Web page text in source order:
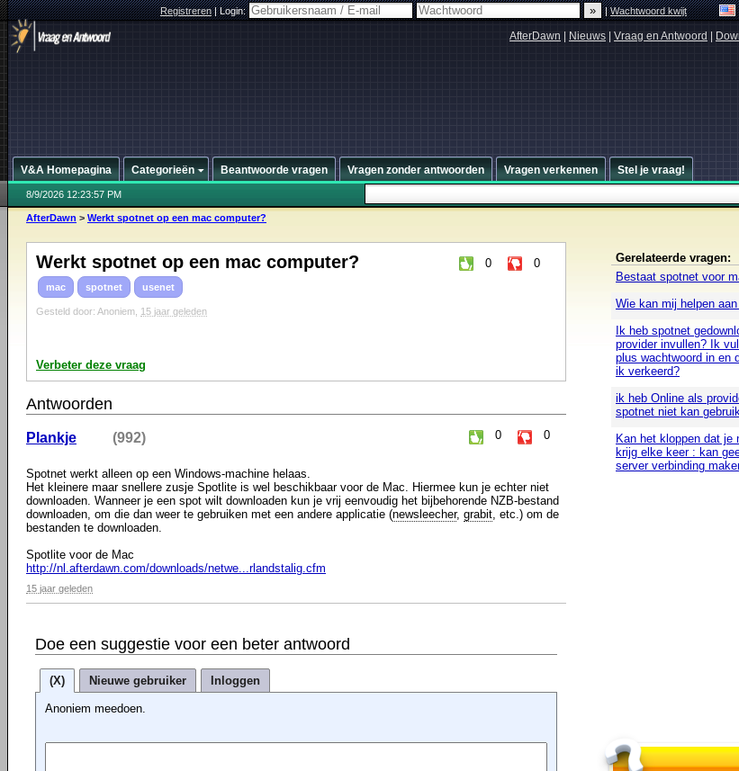
Registreren|Login: |Wachtwoord kwijt
AfterDawn Nieuws Vraag en Antwoord
V&A Homepagina Categorieën Beantwoorde vragen Vragen zonder antwoorden Vragen verkennen Stel je vraag!
8/9/2026 12:23:57 PM
AfterDawn > Werkt spotnet op een mac computer?
0 0
Werkt spotnet op een mac computer?
mac spotnet usenet
Gesteld door: Anoniem, 15 jaar geleden
Verbeter deze vraag
Antwoorden
0 0
Plankje (992)
Spotnet werkt alleen op een Windows-machine helaas.
Het kleinere maar snellere zusje Spotlite is wel beschikbaar voor de Mac. Hiermee kun je echter niet
downloaden. Wanneer je een spot wilt downloaden kun je vrij eenvoudig het bijbehorende NZB-bestand
downloaden, om die dan weer te gebruiken met een andere applicatie (newsleecher, grabit , etc.) om de
bestanden te downloaden.
Spotlite voor de Mac
http://nl.afterdawn.com/downloads/netwe...rlandstalig.cfm
15 jaar geleden
Doe een suggestie voor een beter antwoord
(X) Nieuwe gebruiker Inloggen
Anoniem meedoen.
Gerelateerde vragen:
Bestaat spotnet voor
Wie kan mij helpen
Ik heb spotnet
provider invullen? Ik
plus wachtwoord in en
ik verkeerd?
ik heb Online als
spotnet niet kan
Kan het kloppen dat je
krijg elke keer : kan
server verbinding